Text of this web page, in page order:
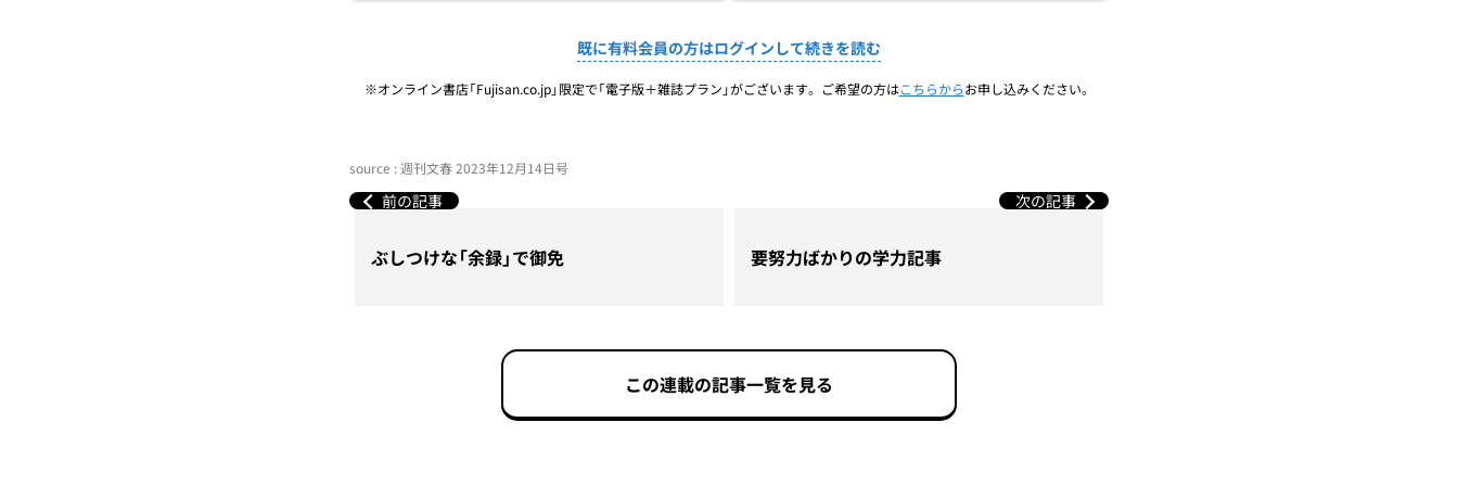
既に有料会員の方はログインして続きを読む
※オンライン書店「Fujisan.co.jp」限定で「電子版＋雑誌プラン」がございます。ご希望の方はこちらからお申し込みください。
source : 週刊文春 2023年12月14日号
前の記事
ぶしつけな「余録」で御免
次の記事
要努力ばかりの学力記事
この連載の記事一覧を見る